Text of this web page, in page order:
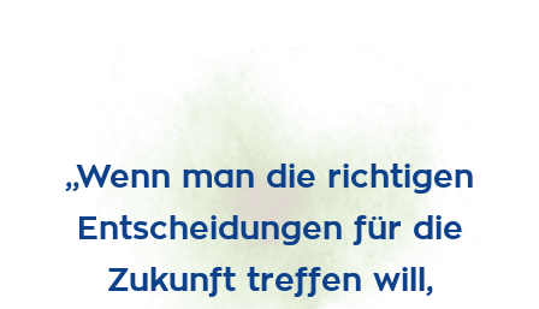
„Wenn man die richtigen
Entscheidungen für die
Zukunft treffen will,